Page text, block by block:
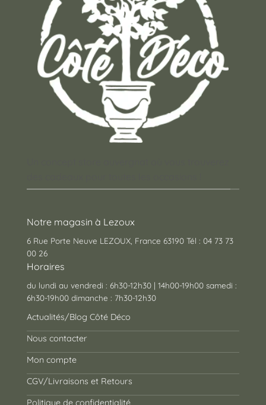
Notre magasin à Lezoux
6 Rue Porte Neuve LEZOUX, France 63190 Tél : 04 73 73
00 26
Horaires
du lundi au vendredi : 6h30-12h30 | 14h00-19h00 samedi :
6h30-19h00 dimanche : 7h30-12h30
Actualités/Blog Côté Déco
Nous contacter
Mon compte
CGV/Livraisons et Retours
Politique de confidentialité